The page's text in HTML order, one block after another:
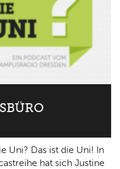
Uni? Das ist die Uni! In
hat sich Justine